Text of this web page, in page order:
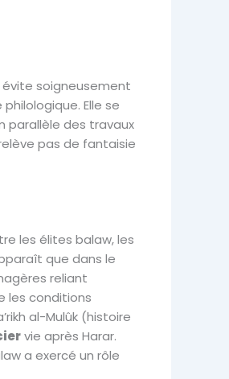
évite soigneusement
Elle se
parallèle des travaux
pas de fantaisie
les élites balaw, les
que dans le
reliant
les conditions
al-Mulûk (histoire
vie après Harar.
a exercé un rôle